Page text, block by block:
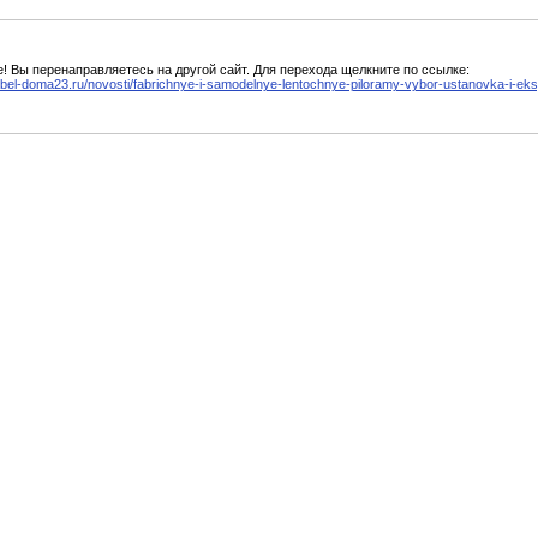
Вы перенаправляетесь на другой сайт. Для перехода щелкните по ссылке:
doma23.ru/novosti/fabrichnye-i-samodelnye-lentochnye-piloramy-vybor-ustanovka-i-